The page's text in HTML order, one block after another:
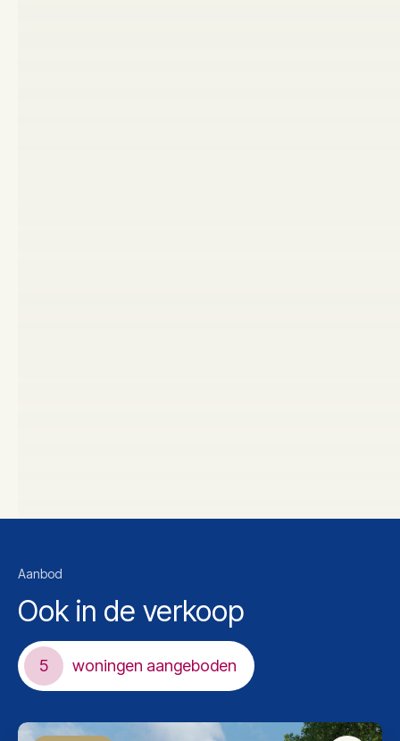
Aanbod
Ook in de verkoop
5 woningen aangeboden